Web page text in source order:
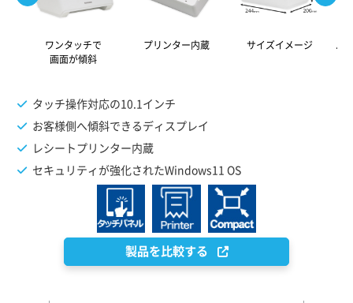
ワンタッチで
画面が傾斜
プリンター内蔵 サイズイメージ
タッチ操作対応の10.1インチ
お客様側へ傾斜できるディスプレイ
レシートプリンター内蔵
セキュリティが強化されたWindows11 OS
製品を比較する